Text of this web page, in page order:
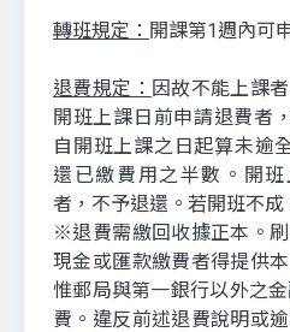
轉班規定： 開課第1週內可
退費規定： 因故不能上課
開班上課日前申請退費者
自開班上課之日起算未逾
還已繳費用之半數。開
者，不予退還。若開班不成
※退費需繳回收據正本。
現金或匯款繳費者得提供
惟郵局與第一銀行以外之
費。違反前述退費說明或